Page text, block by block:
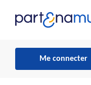
Me connecter